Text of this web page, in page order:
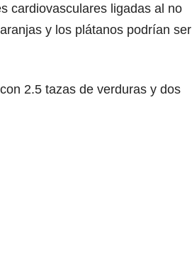
cardiovasculares ligadas al no
y los plátanos podrían ser
2.5 tazas de verduras y dos